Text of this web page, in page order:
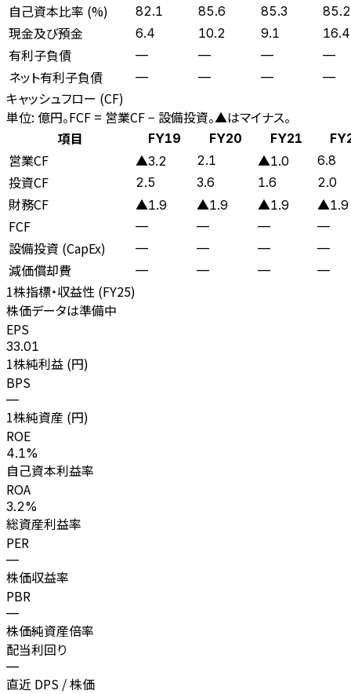
自己資本比率 (%) 82.1 85.6 85.3 85.2
現金及び預金 6.4 10.2 9.1 16.4
有利子負債 — — — —
ネット有利子負債 — — — —
キャッシュフロー (CF)
単位: 億円。FCF = 営業CF − 設備投資。▲はマイナス。
項目
FY19 FY20 FY21
営業CF ▲3.2 2.1 ▲1.0 6.8
投資CF 2.5 3.6 1.6 2.0
財務CF ▲1.9 ▲1.9 ▲1.9 ▲1.9
FCF — — — —
設備投資 (CapEx) — — — —
減価償却費 — — — —
1株指標・収益性 (FY25)
株価データは準備中
EPS
33.01
1株純利益 (円)
BPS
—
1株純資産 (円)
ROE
4.1%
自己資本利益率
ROA
3.2%
総資産利益率
PER
—
株価収益率
PBR
—
株価純資産倍率
配当利回り
—
直近 DPS / 株価